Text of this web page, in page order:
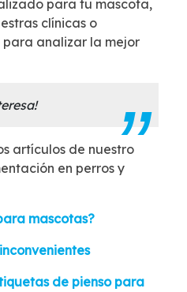
para tu mascota,
clínicas o
analizar la mejor
artículos de nuestro
en perros y
mascotas?
de pienso para